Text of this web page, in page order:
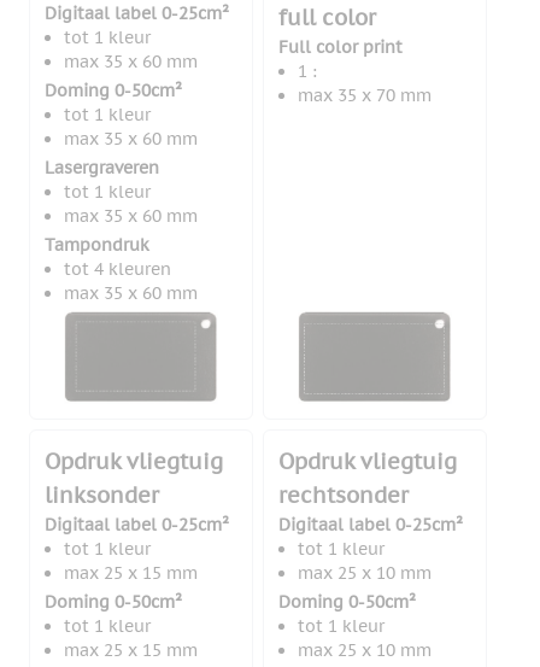
Digitaal label 0-25cm²
tot 1 kleur
max 35 x 60 mm
Doming 0-50cm²
tot 1 kleur
max 35 x 60 mm
Lasergraveren
tot 1 kleur
max 35 x 60 mm
Tampondruk
tot 4 kleuren
max 35 x 60 mm
full color
Full color print
1 :
max 35 x 70 mm
Opdruk vliegtuig
linksonder
Digitaal label 0-25cm²
tot 1 kleur
max 25 x 15 mm
Doming 0-50cm²
tot 1 kleur
max 25 x 15 mm
Opdruk vliegtuig
rechtsonder
Digitaal label 0-25cm²
tot 1 kleur
max 25 x 10 mm
Doming 0-50cm²
tot 1 kleur
max 25 x 10 mm